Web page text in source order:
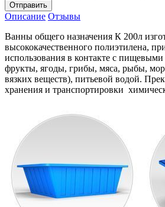
Отправить
Описание Отзывы
Ванны общего назначения К 200л
высококачественного полиэтилена,
использования в контакте с
фрукты, ягоды, грибы, мяса, рыбы,
вязких веществ), питьевой водой.
хранения и транспортировки